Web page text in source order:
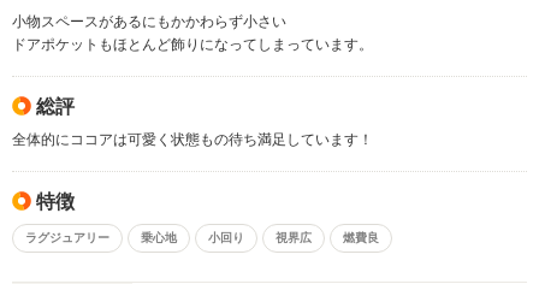
小物スペースがあるにもかかわらず小さい
ドアポケットもほとんど飾りになってしまっています。
総評
全体的にココアは可愛く状態もの待ち満足しています！
特徴
ラグジュアリー 乗心地 小回り 視界広 燃費良